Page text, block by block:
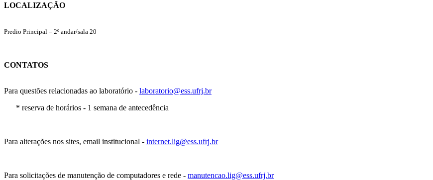
LOCALIZAÇÃO
Predio Principal – 2º andar/sala 20
CONTATOS
Para questões relacionadas ao laboratório - laboratorio@ess.ufrj.br
* reserva de horários - 1 semana de antecedência
Para alterações nos sites, email institucional - internet.lig@ess.ufrj.br
Para solicitações de manutenção de computadores e rede - manutencao.lig@ess.ufrj.br